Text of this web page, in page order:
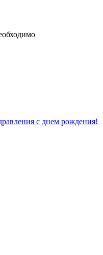
с днем рождения!